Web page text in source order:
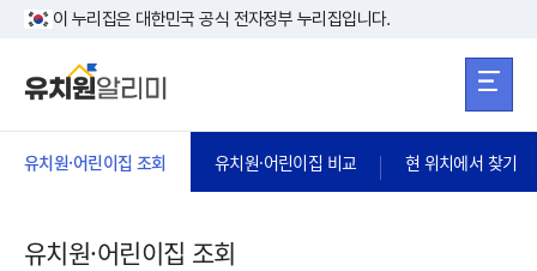
본문 바로가기
이 누리집은 대한민국 공식 전자정부 누리집입니다.
유치원·어린이집 조회 유치원·어린이집 비교 현 위치에서 찾기
유치원·어린이집 조회